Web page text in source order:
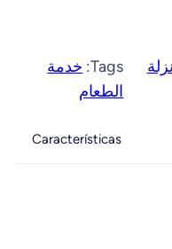
Tags: خدمة
الطعام
Características